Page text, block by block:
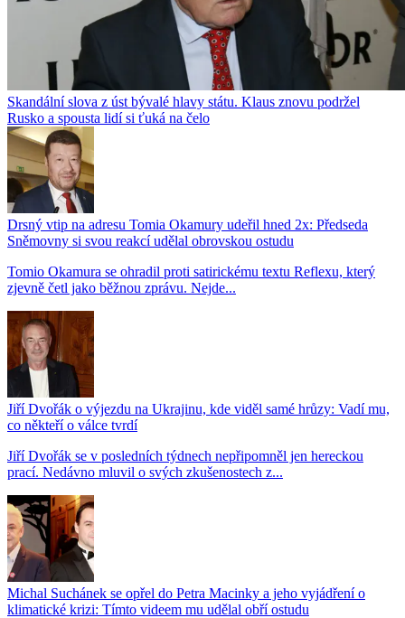
Skandální slova z úst bývalé hlavy státu. Klaus znovu podržel
Rusko a spousta lidí si ťuká na čelo
Drsný vtip na adresu Tomia Okamury udeřil hned 2x: Předseda
Sněmovny si svou reakcí udělal obrovskou ostudu
Tomio Okamura se ohradil proti satirickému textu Reflexu, který
zjevně četl jako běžnou zprávu. Nejde...
Jiří Dvořák o výjezdu na Ukrajinu, kde viděl samé hrůzy: Vadí mu,
co někteří o válce tvrdí
Jiří Dvořák se v posledních týdnech nepřipomněl jen hereckou
prací. Nedávno mluvil o svých zkušenostech z...
Michal Suchánek se opřel do Petra Macinky a jeho vyjádření o
klimatické krizi: Tímto videem mu udělal obří ostudu